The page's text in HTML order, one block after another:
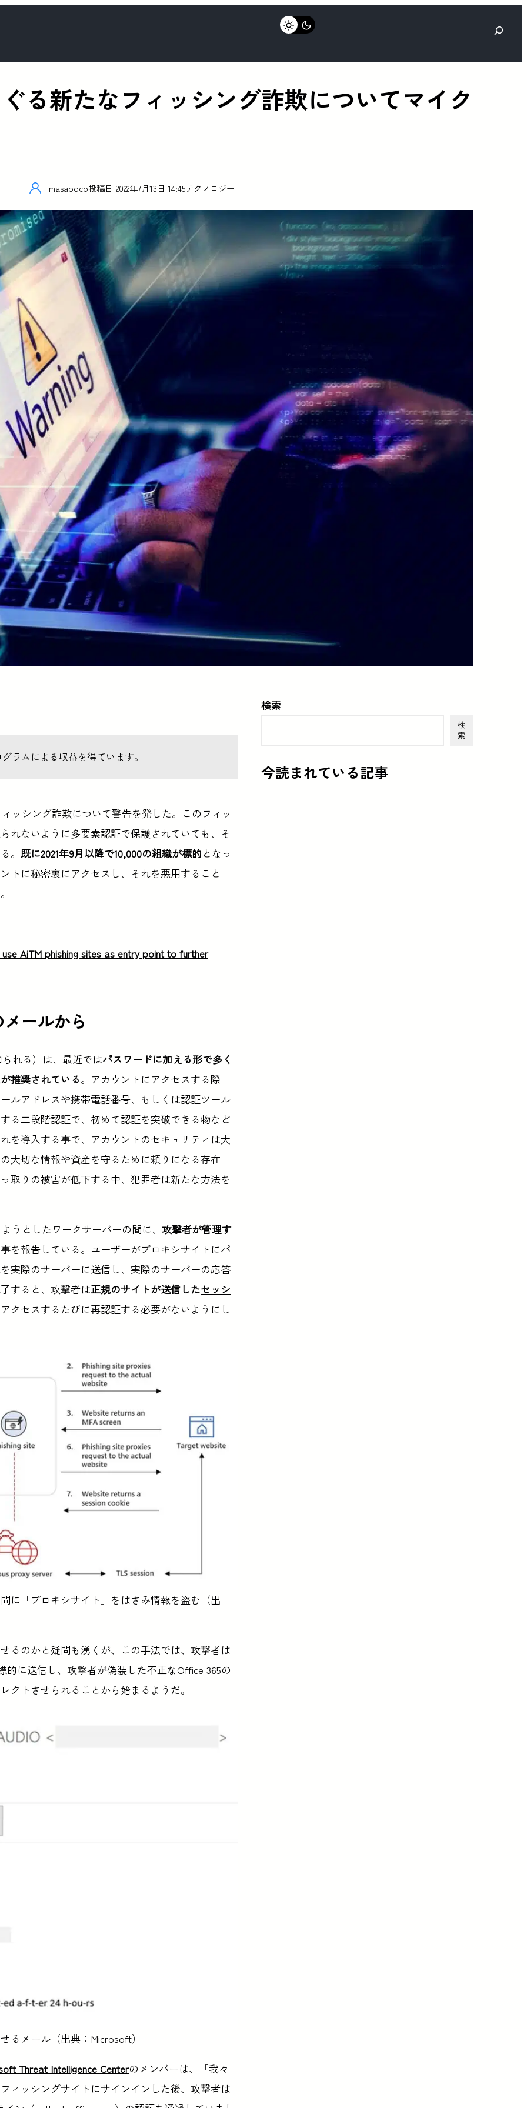
検
る新たなフィッシング詐欺についてマイク
masapoco投稿日 2022年7月13日 14:45テクノロジー
ラムによる収益を得ています。
ッシング詐欺について警告を発した。このフィッ
れないように多要素認証で保護されていても、そ
。 既に2021年9月以降で10,000の組織が標的 となっ
トに秘密裏にアクセスし、それを悪用すること
AiTM phishing sites as entry point to further
ールから
れる）は、最近ではパスワードに加える形で多く
推奨されている。アカウントにアクセスする際
ルアドレスや携帯電話番号、もしくは認証ツール
る二段階認証で、初めて認証を突破できる物など
を導入する事で、アカウントのセキュリティは大
大切な情報や資産を守るために頼りになる存在
取りの被害が低下する中、犯罪者は新たな方法を
うとしたワークサーバーの間に、 攻撃者が管理す
を報告している。ユーザーがプロキシサイトにパ
実際のサーバーに送信し、実際のサーバーの応答
すると、攻撃者は正規のサイトが送信したセッシ
クセスするたびに再認証する必要がないようにし
に「プロキシサイト」をはさみ情報を盗む（出
るのかと疑問も湧くが、この手法では、攻撃者は
に送信し、攻撃者が偽装した不正なOffice 365の
クトさせられることから始まるようだ。
るメール（出典：Microsoft）
Threat Intelligence Centerのメンバーは、「我々
ィッシングサイトにサインインした後、攻撃者は
検索
検
索
今読まれている記事